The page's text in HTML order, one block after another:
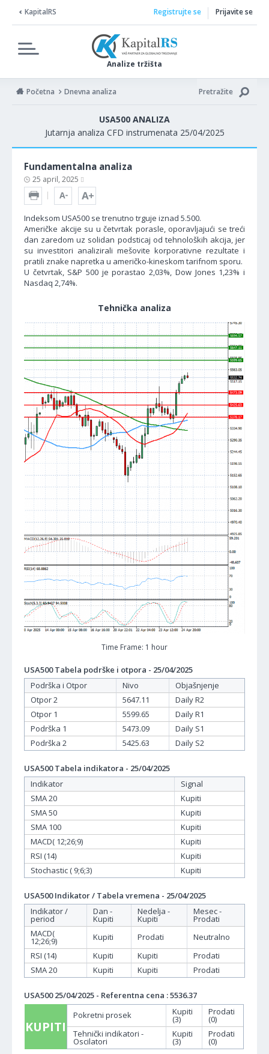
KapitalRS
Analize tržišta
Registrujte se Prijavite se
Početna Dnevna analiza Pretražite
USA500 ANALIZA
Jutarnja analiza CFD instrumenata 25/04/2025
Fundamentalna analiza
25 april, 2025
Indeksom USA500 se trenutno trguje iznad 5.500.
Američke akcije su u četvrtak porasle, oporavljajući se treći
dan zaredom uz solidan podsticaj od tehnoloških akcija, jer
su investitori analizirali mešovite korporativne rezultate i
pratili znake napretka u američko-kineskom tarifnom sporu.
U četvrtak, S&P 500 je porastao 2,03%, Dow Jones 1,23% i
Nasdaq 2,74%.
Tehnička analiza
Time Frame: 1 hour
USA500 Tabela podrške i otpora - 25/04/2025
Podrška i Otpor
Nivo
Objašnjenje
Otpor 2
5647.11
Daily R2
Otpor 1
5599.65
Daily R1
Podrška 1
5473.09
Daily S1
Podrška 2
5425.63 Daily S2
USA500 Tabela indikatora - 25/04/2025
Indikator
Signal
SMA 20
Kupiti
SMA 50
Kupiti
SMA 100
Kupiti
MACD( 12;26;9)
Kupiti
RSI (14)
Kupiti
Stochastic ( 9;6;3)
Kupiti
USA500 Indikator / Tabela vremena - 25/04/2025
Indikator /
period
Dan -
Kupiti
Nedelja -
Kupiti
Mesec -
Prodati
MACD(
12;26;9) Kupiti Prodati
Neutralno
RSI (14)
Kupiti Kupiti
Prodati
SMA 20
Kupiti Kupiti Prodati
USA500 25/04/2025 - Referentna cena : 5536.37
KUPITI
Pokretni prosek Kupiti
(3)
Prodati
(0)
Tehnički indikatori -
Oscilatori
Kupiti
(3)
Prodati
(0)